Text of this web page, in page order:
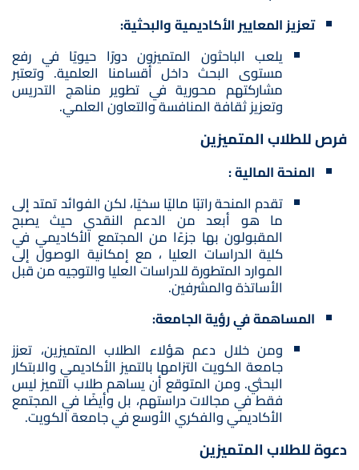
تعزيز المعايير الأكاديمية والبحثية:
يلعب الباحثون المتميزون دورًا حيويًا في رفع
مستوى البحث داخل أقسامنا العلمية. وتعتبر
مشاركتهم محورية في تطوير مناهج التدريس
وتعزيز ثقافة المنافسة والتعاون العلمي.
فرص للطلاب المتميزين
المنحة المالية :
تقدم المنحة راتبًا ماليًا سخيًا، لكن الفوائد تمتد إلى
ما هو أبعد من الدعم النقدي حيث يصبح
المقبولون بها جزءًا من المجتمع الأكاديمي في
كلية الدراسات العليا ، مع إمكانية الوصول إلى
الموارد المتطورة للدراسات العليا والتوجيه من قبل
الأساتذة والمشرفين.
المساهمة في رؤية الجامعة:
ومن خلال دعم هؤلاء الطلاب المتميزين، تعزز
جامعة الكويت التزامها بالتميز الأكاديمي والابتكار
البحثي. ومن المتوقع أن يساهم طلاب التميز ليس
فقط في مجالات دراستهم، بل وأيضًا في المجتمع
الأكاديمي والفكري الأوسع في جامعة الكويت.
دعوة للطلاب المتميزين